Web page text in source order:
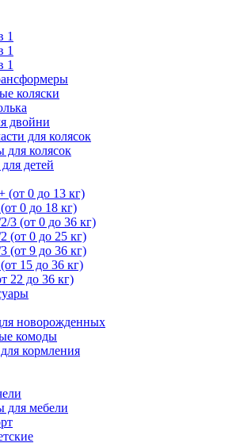
1
1
1
коляски
двойни
для колясок
для колясок
детей
(от 0 до 13 кг)
0 до 18 кг)
3 (от 0 до 36 кг)
(от 0 до 25 кг)
(от 9 до 36 кг)
15 до 36 кг)
22 до 36 кг)
новорожденных
комоды
кормления
для мебели